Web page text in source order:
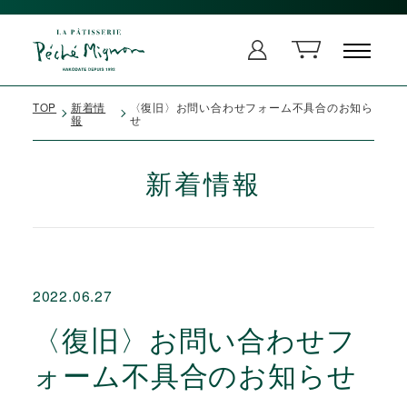
TOP
新着情
報
〈復旧〉お問い合わせフォーム不具合のお知ら
せ
新着情報
2022.06.27
〈復旧〉お問い合わせフ
ォーム不具合のお知らせ